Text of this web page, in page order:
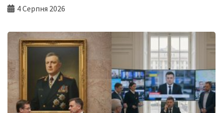
4 Серпня 2026